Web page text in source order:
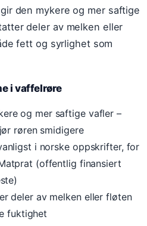
den mykere og mer saftige
deler av melken eller
fett og syrlighet som
i vaffelrøre
og mer saftige vafler –
røren smidigere
i norske oppskrifter, for
(offentlig finansiert
deler av melken eller fløten
fuktighet